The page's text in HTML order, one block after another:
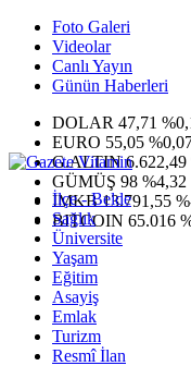
Foto Galeri
Videolar
Canlı Yayın
Günün Haberleri
DOLAR 47,71
EURO 55,05
G.ALTIN6.622,49
GÜMÜŞ 98 %4,32
IMKB13.791,55
BITCOIN 65.016
İlçe - Belde
Sağlık
Üniversite
Yaşam
Eğitim
Asayiş
Emlak
Turizm
Resmî İlan